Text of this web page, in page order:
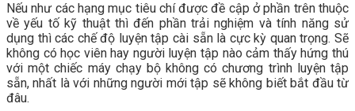
Nếu như các hạng mục tiêu chí được đề cập ở phần trên thuộc
về yếu tố kỹ thuật thì đến phần trải nghiệm và tính năng sử
dụng thì các chế độ luyện tập cài sẵn là cực kỳ quan trọng. Sẽ
không có học viên hay người luyện tập nào cảm thấy hứng thú
với một chiếc máy chạy bộ không có chương trình luyện tập
sẵn, nhất là với những người mới tập sẽ không biết bắt đầu từ
đâu.